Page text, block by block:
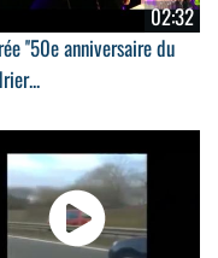
02:32
''50e anniversaire du